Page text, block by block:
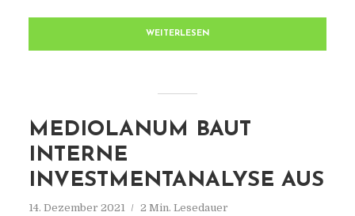
WEITERLESEN
MEDIOLANUM BAUT
INTERNE
INVESTMENTANALYSE AUS
14. Dezember 2021 2 Min. Lesedauer